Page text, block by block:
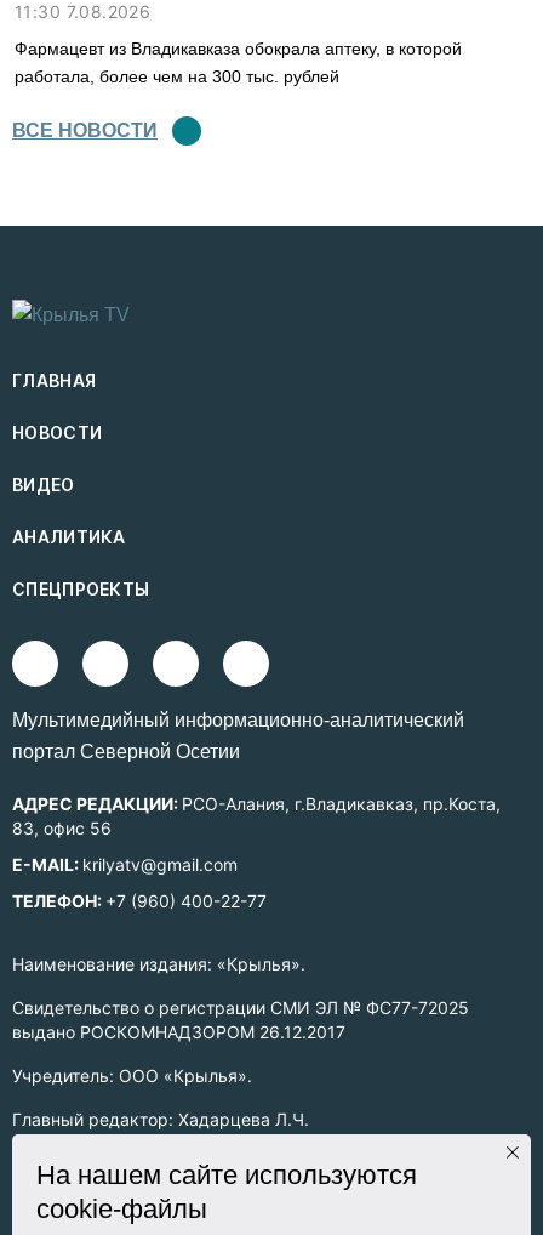
11:30 7.08.2026
Фармацевт из Владикавказа обокрала аптеку, в которой
работала, более чем на 300 тыс. рублей
ВСЕ НОВОСТИ
Наименование издания: «Крылья».
Свидетельство о регистрации СМИ ЭЛ № ФС77-72025
выдано РОСКОМНАДЗОРОМ 26.12.2017
Учредитель: ООО «Крылья».
Главный редактор: Хадарцева Л.Ч.
Информация на сайте предназначена для лиц старше 16 лет.
Все права на любые материалы, опубликованные на сайте,
ГЛАВНАЯ
НОВОСТИ
ВИДЕО
АНАЛИТИКА
СПЕЦПРОЕКТЫ
Mультимедийный информационно-аналитический
портал Северной Осетии
АДРЕС РЕДАКЦИИ: РСО-Алания, г.Владикавказ, пр.Коста,
83, офис 56
E-MAIL: krilyatv@gmail.com
ТЕЛЕФОН: +7 (960) 400-22-77
На нашем сайте используются
cookie-файлы